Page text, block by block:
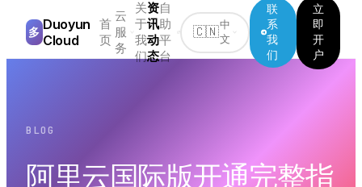
多 Duoyun
Cloud
首
页
云
服
务
关
于
我
们
资
讯
动
态
自
助
平
台
🇨🇳
中
文
联
系
我
们
立
即
开
户
BLOG
阿里云国际版开通完整指